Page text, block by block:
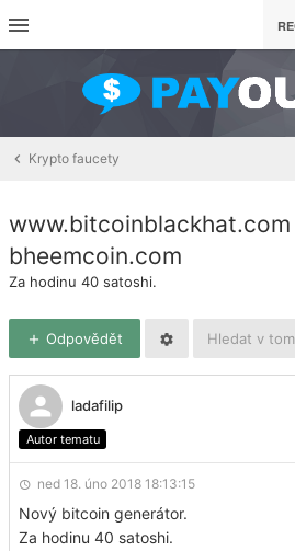
Krypto faucety
bheemcoin.com
Za hodinu 40 satoshi.
Odpovědět
ladafilip
Autor tematu
ned 18. úno 2018 18:13:15
Nový bitcoin generátor.
Za hodinu 40 satoshi.